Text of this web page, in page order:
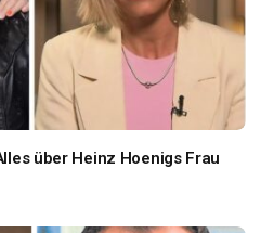
über Heinz Hoenigs Frau